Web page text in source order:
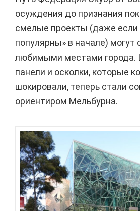
осуждения до признания
смелые проекты (даже если
популярны» в начале) могут
любимыми местами города.
панели и осколки, которые
шокировали, теперь стали
ориентиром Мельбурна.